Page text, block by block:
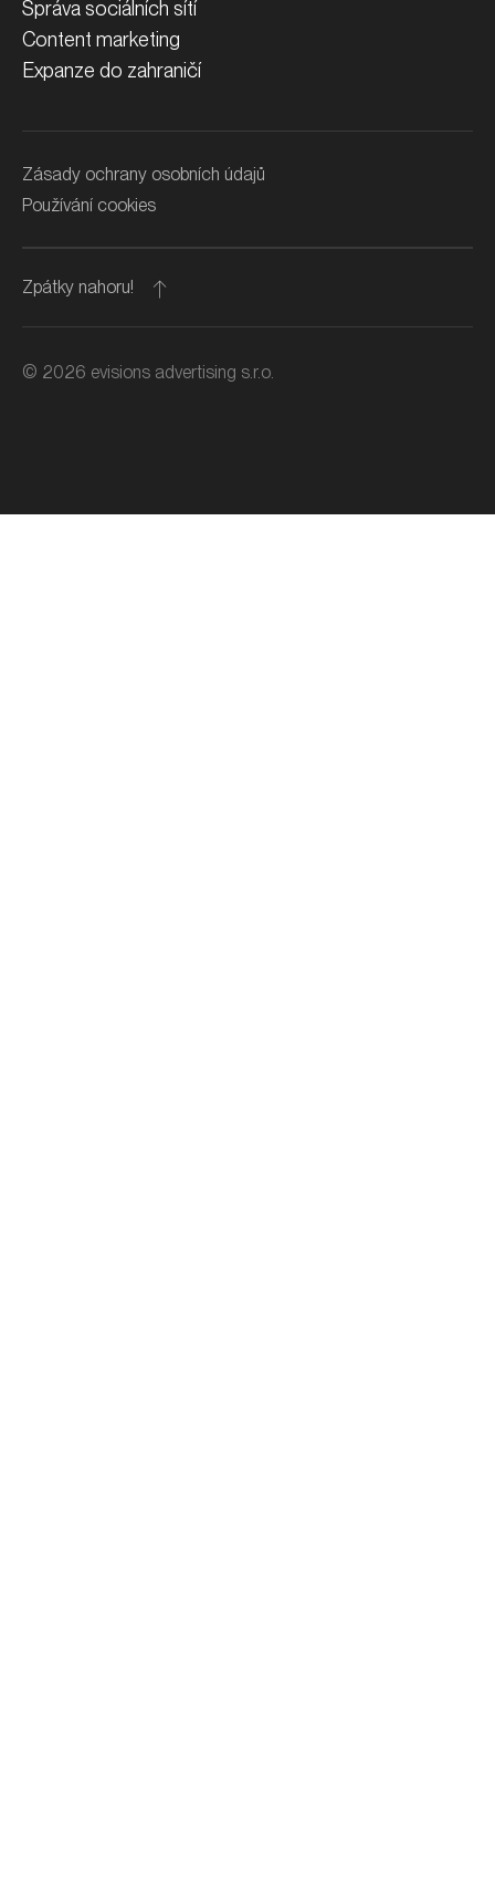
Správa sociálních sítí
Content marketing
Expanze do zahraničí
Zásady ochrany osobních údajů
Používání cookies
Zpátky nahoru!
© 2026 evisions advertising s.r.o.